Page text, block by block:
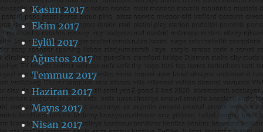
Kasım 2017
Ekim 2017
Eylül 2017
Ağustos 2017
Temmuz 2017
Haziran 2017
Mayıs 2017
Nisan 2017